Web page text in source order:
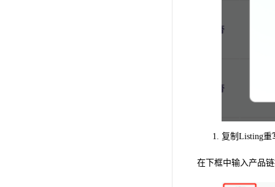
复制Listing重
在下框中输入产品